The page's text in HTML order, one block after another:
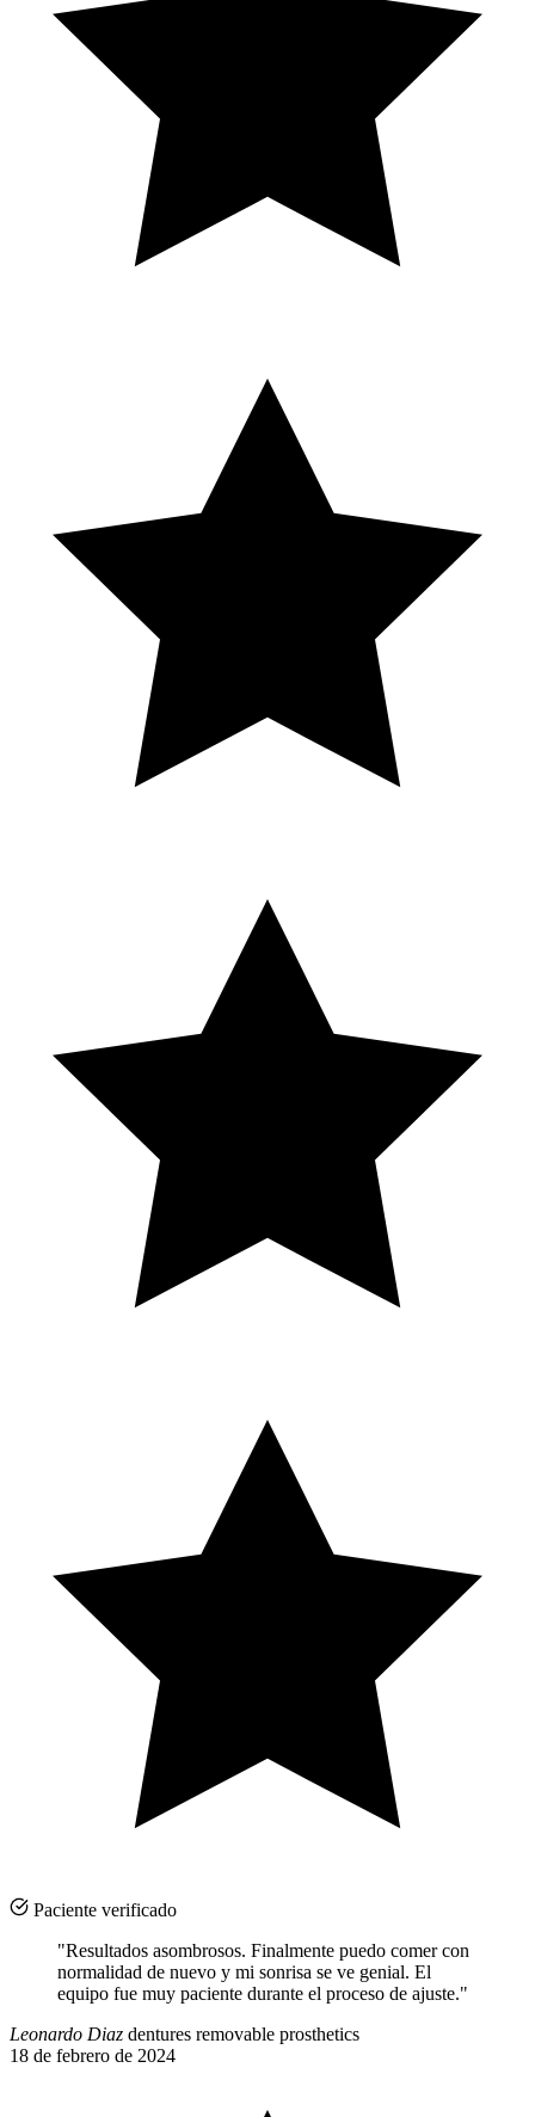
Paciente verificado
"Resultados asombrosos. Finalmente puedo comer con
normalidad de nuevo y mi sonrisa se ve genial. El
equipo fue muy paciente durante el proceso de ajuste."
Leonardo Diaz dentures removable prosthetics
18 de febrero de 2024